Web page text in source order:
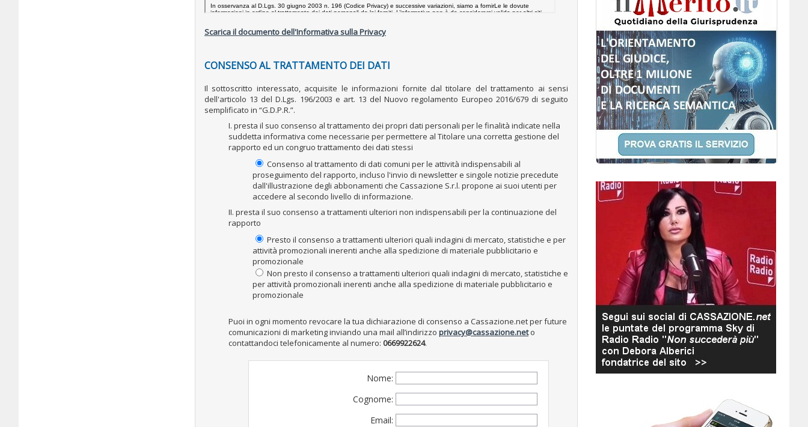
Scarica il documento dell'Informativa sulla Privacy
CONSENSO AL TRATTAMENTO DEI DATI
Il sottoscritto interessato, acquisite le informazioni fornite dal titolare del trattamento ai sensi
dell'articolo 13 del D.Lgs. 196/2003 e art. 13 del Nuovo regolamento Europeo 2016/679 di seguito
semplificato in “G.D.P.R.”.
I. presta il suo consenso al trattamento dei propri dati personali per le finalità indicate nella
suddetta informativa come necessarie per permettere al Titolare una corretta gestione del
rapporto ed un congruo trattamento dei dati stessi
Consenso al trattamento di dati comuni per le attività indispensabili al
proseguimento del rapporto, incluso l'invio di newsletter e singole notizie precedute
dall'illustrazione degli abbonamenti che Cassazione S.r.l. propone ai suoi utenti per
accedere al secondo livello di informazione.
II. presta il suo consenso a trattamenti ulteriori non indispensabili per la continuazione del
rapporto
Presto il consenso a trattamenti ulteriori quali indagini di mercato, statistiche e per
attività promozionali inerenti anche alla spedizione di materiale pubblicitario e
promozionale
Non presto il consenso a trattamenti ulteriori quali indagini di mercato, statistiche e
per attività promozionali inerenti anche alla spedizione di materiale pubblicitario e
promozionale
Puoi in ogni momento revocare la tua dichiarazione di consenso a Cassazione.net per future
comunicazioni di marketing inviando una mail all’indirizzo privacy@cassazione.neto
contattandoci telefonicamente al numero: 0669922624.
Nome:
Cognome:
Email: